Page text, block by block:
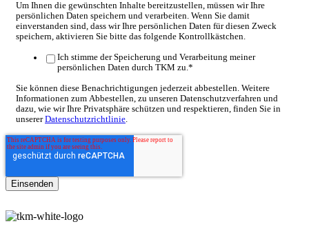
Um Ihnen die gewünschten Inhalte bereitzustellen, müssen wir Ihre
persönlichen Daten speichern und verarbeiten. Wenn Sie damit
einverstanden sind, dass wir Ihre persönlichen Daten für diesen Zweck
speichern, aktivieren Sie bitte das folgende Kontrollkästchen.
Ich stimme der Speicherung und Verarbeitung meiner
persönlichen Daten durch TKM zu.*
Sie können diese Benachrichtigungen jederzeit abbestellen. Weitere
Informationen zum Abbestellen, zu unseren Datenschutzverfahren und
dazu, wie wir Ihre Privatsphäre schützen und respektieren, finden Sie in
unsererDatenschutzrichtlinie.